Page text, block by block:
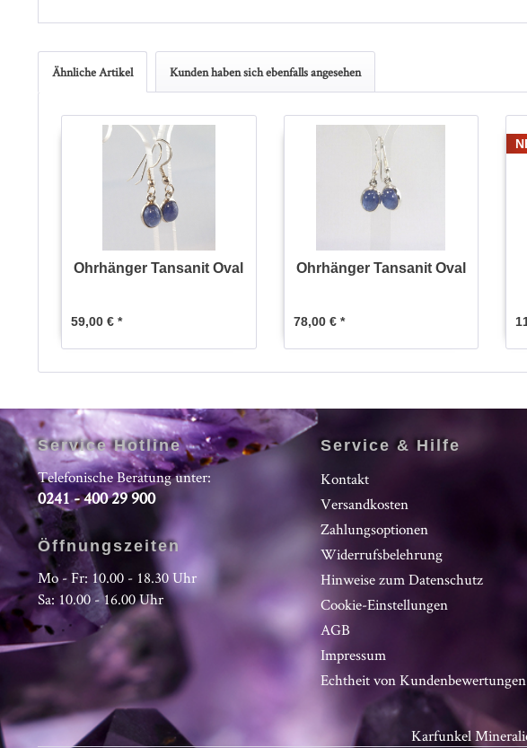
Ähnliche Artikel Kunden haben sich ebenfalls angesehen
Ohrhänger Tansanit Oval
59,00 € *
Ohrhänger Tansanit Oval
78,00 € *
Service Hotline
Telefonische Beratung unter:
0241 - 400 29 900
Öffnungszeiten
Mo - Fr: 10.00 - 18.30 Uhr
Sa: 10.00 - 16.00 Uhr
Service & Hilfe
Kontakt
Versandkosten
Zahlungsoptionen
Widerrufsbelehrung
Hinweise zum Datenschutz
Cookie-Einstellungen
AGB
Impressum
Echtheit von Kundenbewertungen
Karfunkel